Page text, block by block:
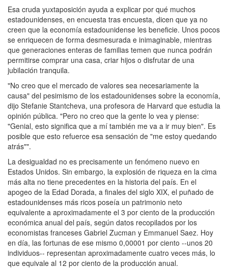
Esa cruda yuxtaposición ayuda a explicar por qué muchos
estadounidenses, en encuesta tras encuesta, dicen que ya no
creen que la economía estadounidense les beneficie. Unos pocos
se enriquecen de forma desmesurada e inimaginable, mientras
que generaciones enteras de familias temen que nunca podrán
permitirse comprar una casa, criar hijos o disfrutar de una
jubilación tranquila.
"No creo que el mercado de valores sea necesariamente la
causa" del pesimismo de los estadounidenses sobre la economía,
dijo Stefanie Stantcheva, una profesora de Harvard que estudia la
opinión pública. "Pero no creo que la gente lo vea y piense:
"Genial, esto significa que a mí también me va a ir muy bien". Es
posible que esto refuerce esa sensación de "me estoy quedando
atrás"".
La desigualdad no es precisamente un fenómeno nuevo en
Estados Unidos. Sin embargo, la explosión de riqueza en la cima
más alta no tiene precedentes en la historia del país. En el
apogeo de la Edad Dorada, a finales del siglo XIX, el puñado de
estadounidenses más ricos poseía un patrimonio neto
equivalente a aproximadamente el 3 por ciento de la producción
económica anual del país, según datos recopilados por los
economistas franceses Gabriel Zucman y Emmanuel Saez. Hoy
en día, las fortunas de ese mismo 0,00001 por ciento --unos 20
individuos-- representan aproximadamente cuatro veces más, lo
que equivale al 12 por ciento de la producción anual.